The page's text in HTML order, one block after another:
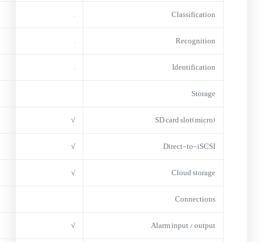
Classification
–
Recognition
–
Identification
–
Storage
(micro)SD card slot
√
Direct-to-iSCSI
√
Cloud storage
√
Connections
Alarm input / output
√